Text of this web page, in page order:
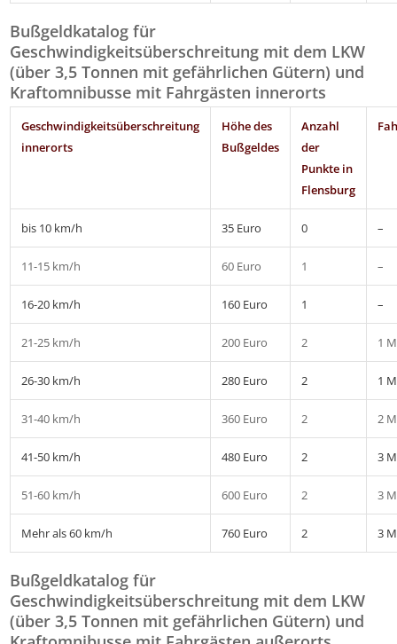
Bußgeldkatalog für
Geschwindigkeitsüberschreitung mit dem LKW
(über 3,5 Tonnen mit gefährlichen Gütern) und
Kraftomnibusse mit Fahrgästen innerorts
Geschwindigkeitsüberschreitung
innerorts
Höhe des
Bußgeldes
Anzahl
der
Punkte in
Flensburg
bis 10 km/h 35 Euro 0 –
11-15 km/h 60 Euro 1 –
16-20 km/h 160 Euro 1 –
21-25 km/h 200 Euro 2 1
26-30 km/h 280 Euro 2 1
31-40 km/h 360 Euro 2 2
41-50 km/h 480 Euro 2 3
51-60 km/h 600 Euro 2 3
Mehr als 60 km/h 760 Euro 2 3
Bußgeldkatalog für
Geschwindigkeitsüberschreitung mit dem LKW
(über 3,5 Tonnen mit gefährlichen Gütern) und